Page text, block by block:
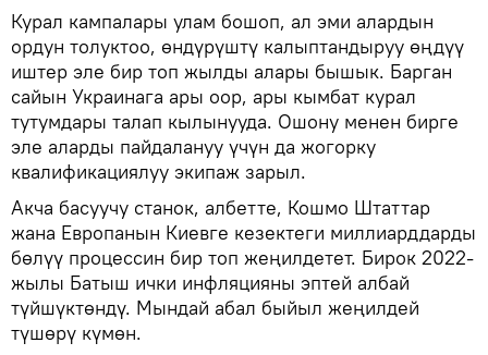
Курал кампалары улам бошоп, ал эми алардын
ордун толуктоо, өндүрүштү калыптандыруу өңдүү
иштер эле бир топ жылды алары бышык. Барган
сайын Украинага ары оор, ары кымбат курал
тутумдары талап кылынууда. Ошону менен бирге
эле аларды пайдалануу үчүн да жогорку
квалификациялуу экипаж зарыл.
Акча басуучу станок, албетте, Кошмо Штаттар
жана Европанын Киевге кезектеги миллиарддарды
бөлүү процессин бир топ жеңилдетет. Бирок 2022-
жылы Батыш ички инфляцияны эптей албай
түйшүктөндү. Мындай абал быйыл жеңилдей
түшөрү күмөн.